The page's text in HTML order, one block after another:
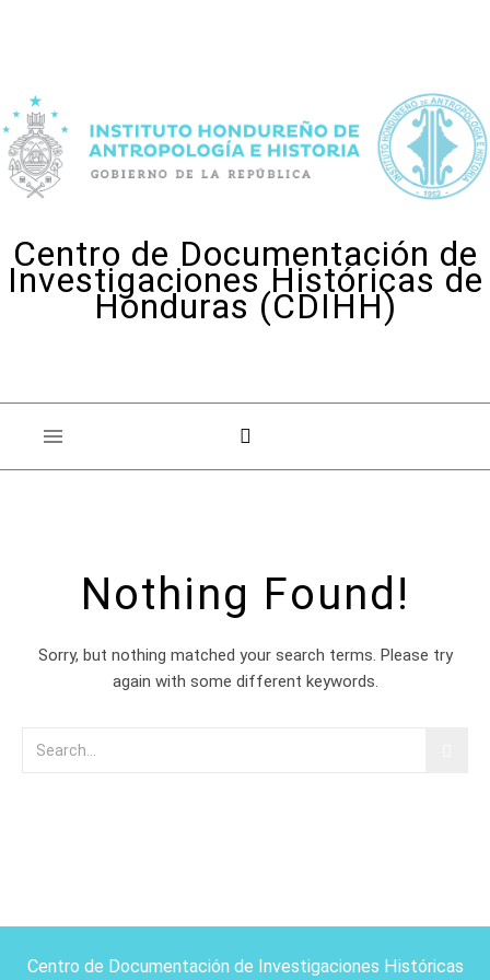
Centro de Documentación de
Investigaciones Históricas de
Honduras (CDIHH)
Nothing Found!
Sorry, but nothing matched your search terms. Please try
again with some different keywords.
Centro de Documentación de Investigaciones Históricas